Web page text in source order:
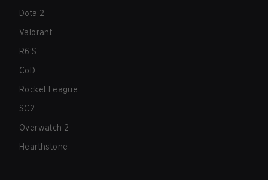
Dota 2
Valorant
R6:S
CoD
Rocket League
SC2
Overwatch 2
Hearthstone